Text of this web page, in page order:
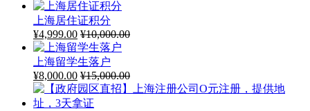
上海居住证积分
¥4,999.00 ¥10,000.00
上海留学生落户
¥8,000.00 ¥15,000.00